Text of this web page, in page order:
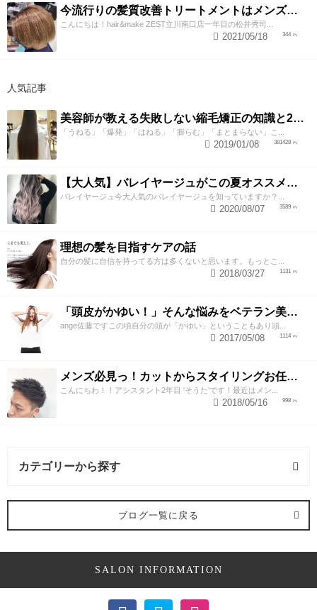
今流行りの髪質改善トリートメントはメンズもできる！？
こんにちは！hair&make ZEST立川南口店一年目の松井秀司...
344
2021/05/18
人気記事
美容師が教える失敗しない縮毛矯正の知識と2つのテクニック
「うねる」「爆発」「はねる」「膨らむ」「まとまらない」こ...
381428
2019/01/08
【大人気】バレイヤージュがこの夏オススメな理由！！
バレイヤージュ今大人気のバレイヤージュを知っていますか？...
3589
2020/08/07
理想の髪を目指すケアの話
自分の髪に自信を持ってる方は多くないと思います。もっとこ...
1131
2018/03/27
「頭皮がかゆい！」そんな悩みをベテラン美容師が解決させるスペシャルテク
ange佐藤ですこの頃自分の頭が「かゆい」ということもあり頭...
1114
2017/05/08
メンズ必見っ！カットからスタイリングお任せ下さい！
こんにちわ！！アシスタント2年目 'そうた'です！最近はメン...
998
2018/05/16
カテゴリーから探す
カラー (4記事)
ブログ一覧に戻る
SALON INFORMATION